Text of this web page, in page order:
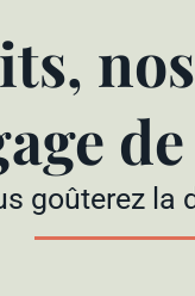
goûterez la